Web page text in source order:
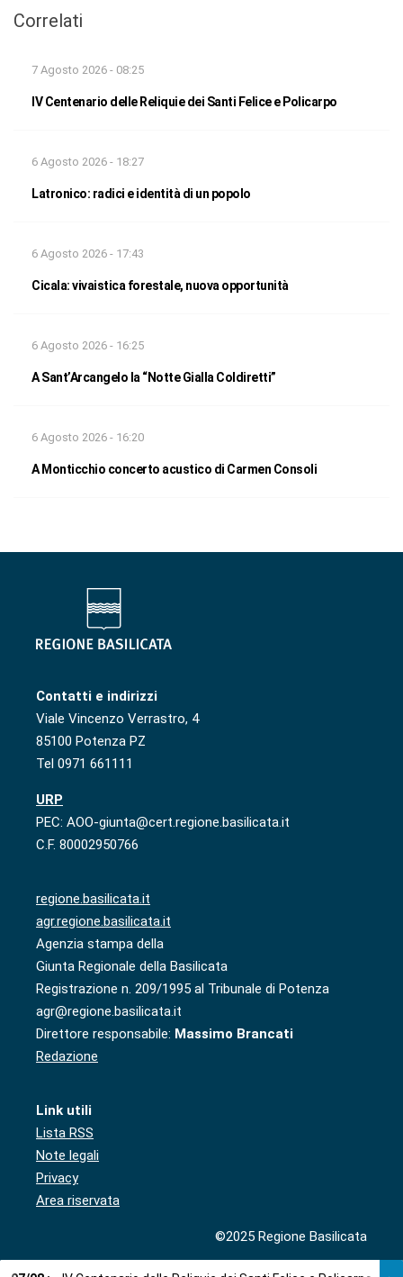
Correlati
7 Agosto 2026 - 08:25
IV Centenario delle Reliquie dei Santi Felice e Policarpo
6 Agosto 2026 - 18:27
Latronico: radici e identità di un popolo
6 Agosto 2026 - 17:43
Cicala: vivaistica forestale, nuova opportunità
6 Agosto 2026 - 16:25
A Sant’Arcangelo la “Notte Gialla Coldiretti”
6 Agosto 2026 - 16:20
A Monticchio concerto acustico di Carmen Consoli
Contatti e indirizzi
Viale Vincenzo Verrastro, 4
85100 Potenza PZ
Tel 0971 661111
URP
PEC: AOO-giunta@cert.regione.basilicata.it
C.F. 80002950766
regione.basilicata.it
agr.regione.basilicata.it
Agenzia stampa della
Giunta Regionale della Basilicata
Registrazione n. 209/1995 al Tribunale di Potenza
agr@regione.basilicata.it
Direttore responsabile: Massimo Brancati
Redazione
Link utili
Lista RSS
Note legali
Privacy
Area riservata
©2025 Regione Basilicata